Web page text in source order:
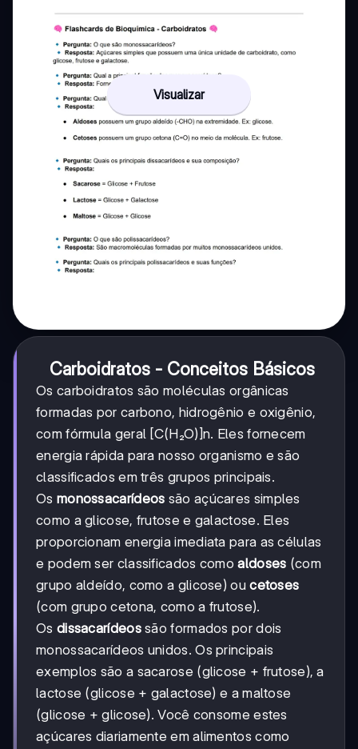
Visualizar
Carboidratos - Conceitos Básicos
Os carboidratos são moléculas orgânicas
formadas por carbono, hidrogênio e oxigênio,
com fórmula geral [C(H₂O)]n. Eles fornecem
energia rápida para nosso organismo e são
classificados em três grupos principais.
Os monossacarídeos são açúcares simples
como a glicose, frutose e galactose. Eles
proporcionam energia imediata para as células
e podem ser classificados comoaldoses (com
grupo aldeído, como a glicose) oucetoses
(com grupo cetona, como a frutose).
Os dissacarídeossão formados por dois
monossacarídeos unidos. Os principais
exemplos são a sacarose (glicose + frutose), a
lactose (glicose + galactose) e a maltose
(glicose + glicose). Você consome estes
açúcares diariamente em alimentos como